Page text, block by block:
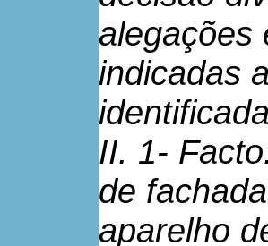
alegações
indicadas
II. 1-
de
aparelho